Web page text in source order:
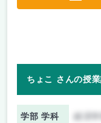
ちょこ さんの授
学部 学科